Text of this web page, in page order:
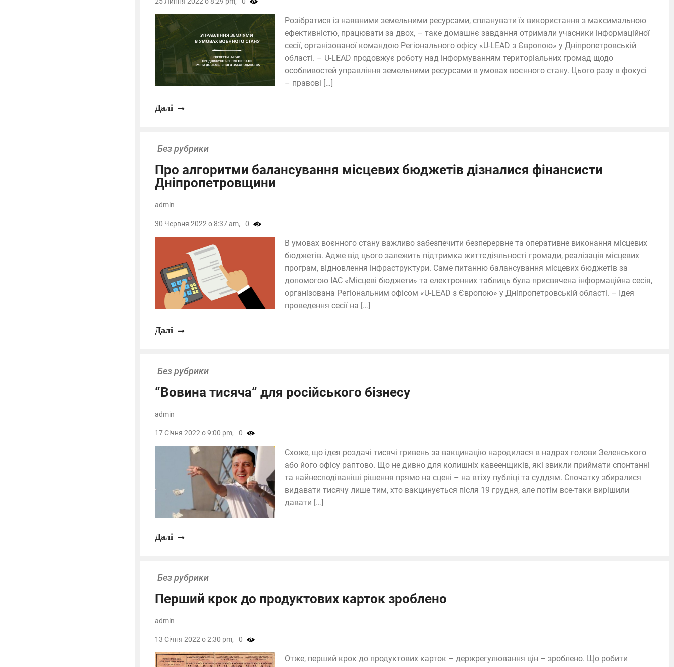
Розібратися із наявними земельними ресурсами, спланувати їх використання з максимальною
ефективністю, працювати за двох, – таке домашнє завдання отримали учасники інформаційної
сесії, організованої командою Регіонального офісу «U-LEAD з Європою» у Дніпропетровській
області. – U-LEAD продовжує роботу над інформуванням територіальних громад щодо
особливостей управління земельними ресурсами в умовах воєнного стану. Цього разу в фокусі
– правові […]
Далі
Без рубрики
Про алгоритми балансування місцевих бюджетів дізналися фінансисти
Дніпропетровщини
В умовах воєнного стану важливо забезпечити безперервне та оперативне виконання місцевих
бюджетів. Адже від цього залежить підтримка життєдіяльності громади, реалізація місцевих
програм, відновлення інфраструктури. Саме питанню балансування місцевих бюджетів за
допомогою ІАС «Місцеві бюджети» та електронних таблиць була присвячена інформаційна сесія,
організована Регіональним офісом «U-LEAD з Європою» у Дніпропетровській області. – Ідея
проведення сесії на […]
admin
30 Червня 2022 о 8:37 am, 0
Далі
Без рубрики
“Вовина тисяча” для російського бізнесу
Схоже, що ідея роздачі тисячі гривень за вакцинацію народилася в надрах голови Зеленського
або його офісу раптово. Що не дивно для колишніх кавеенщиків, які звикли приймати спонтанні
та найнесподіваніші рішення прямо на сцені – на втіху публіці та суддям. Спочатку збиралися
видавати тисячу лише тим, хто вакцинується після 19 грудня, але потім все-таки вирішили
давати […]
admin
17 Січня 2022 о 9:00 pm, 0
Далі
Без рубрики
Перший крок до продуктових карток зроблено
Отже, перший крок до продуктових карток – держрегулювання цін – зроблено. Що робити
admin
13 Січня 2022 о 2:30 pm, 0